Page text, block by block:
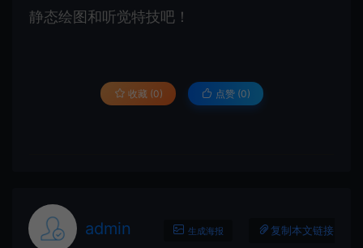
静态绘图和听觉特技吧！
收藏 (0) 点赞 (0)
admin 生成海报 复制本文链接